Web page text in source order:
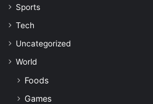
Sports
Tech
Uncategorized
World
Foods
Games